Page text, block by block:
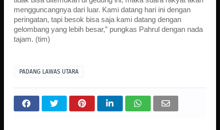
mengguncangnya dari luar. Kami datang hari ini dengan
peringatan, tapi besok bisa saja kami datang dengan
gelombang yang lebih besar,” pungkas Pahrul dengan nada
tajam. (tim)
PADANG LAWAS UTARA